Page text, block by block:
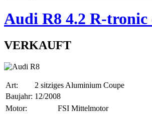
Audi R8 4.2 R-
VERKAUFT
Art:
2 sitziges Aluminium Coupe
Baujahr: 12/2008
Motor:
FSI Mittelmotor